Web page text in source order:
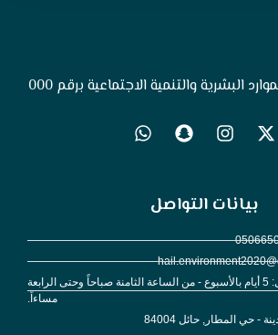
البشرية والتنمية الاجتماعية برقم 000
بيانات التواصل
أوقات العمل: 5 أيام بالأسبوع - من الساعة الثامنة صباحاً وحتى الرابعة
مساءاً.
- حي المطار, حائل 84004